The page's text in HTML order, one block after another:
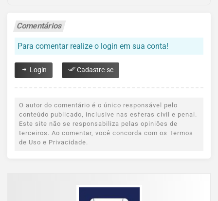
Comentários
Para comentar realize o login em sua conta!
Login Cadastre-se
O autor do comentário é o único responsável pelo
conteúdo publicado, inclusive nas esferas civil e penal.
Este site não se responsabiliza pelas opiniões de
terceiros. Ao comentar, você concorda com os Termos
de Uso e Privacidade.